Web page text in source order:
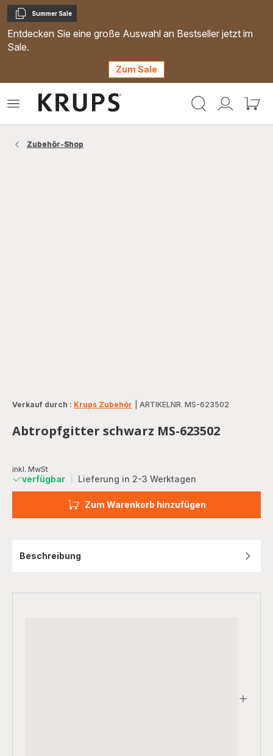
Kopieren
Summer Sale
Entdecken Sie eine große Auswahl an Bestseller jetzt im
Sale.
Zum Sale
Mein
Mein
Das
Zubehör-Shop
Verkauf durch : Krups Zubehör ARTIKELNR. MS-623502
Abtropfgitter schwarz MS-623502
inkl. MwSt
verfügbar Lieferung in 2-3 Werktagen
Zum Warenkorb hinzufügen
Beschreibung